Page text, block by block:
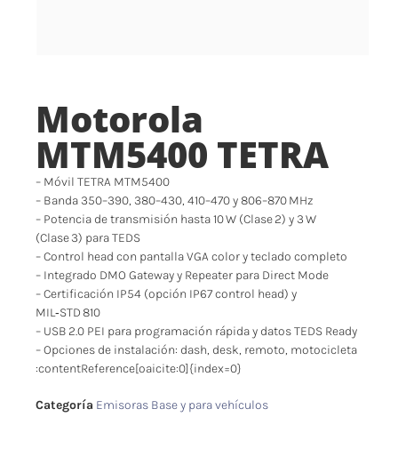
Motorola
MTM5400 TETRA
– Móvil TETRA MTM5400
– Banda 350–390, 380–430, 410–470 y 806–870 MHz
– Potencia de transmisión hasta 10 W (Clase 2) y 3 W
(Clase 3) para TEDS
– Control head con pantalla VGA color y teclado completo
– Integrado DMO Gateway y Repeater para Direct Mode
– Certificación IP54 (opción IP67 control head) y
MIL‑STD 810
– USB 2.0 PEI para programación rápida y datos TEDS Ready
– Opciones de instalación: dash, desk, remoto, motocicleta
:contentReference[oaicite:0]{index=0}
Categoría Emisoras Base y para vehículos